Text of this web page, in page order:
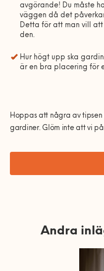
avgörande! Du måste
väggen då det
Detta för att man vill
den.
Hur högt upp ska
är en bra placering för
Hoppas att några av
gardiner. Glöm inte att vi
Andra